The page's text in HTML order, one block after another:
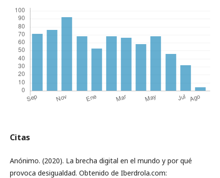
Citas
Anónimo. (2020). La brecha digital en el mundo y por qué
provoca desigualdad. Obtenido de Iberdrola.com: